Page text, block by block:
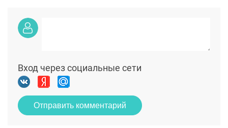
Вход через социальные сети
Отправить комментарий